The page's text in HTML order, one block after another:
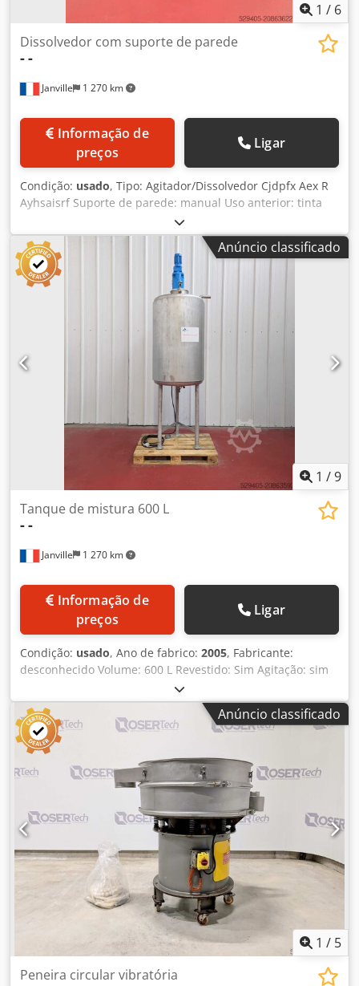
1 / 6
Janville 1 270 km
Dissolvedor com suporte de parede
--
preços
Ligar
Condição: usado, Tipo: Agitador/Dissolvedor Cjdpfx Aex R
Ayhsaisrf Suporte de parede: manual Uso anterior: tinta
Mecanismo de agitação: ferramenta de dispersão
Diâmetro da cabeça de agitação: 200 mm Comprimento do
eixo de agitação: 950 mm Deslocamento para cima/baixo:
950 mm
Anúncio classificado
1 /9
Janville 1 270 km
Tanque de mistura 600 L
--
preços
Ligar
Condição: usado, Ano de fabrico: 2005, Fabricante:
desconhecido Volume: 600 L Revestido: Sim Agitação: sim
Csdpfxsx R Axkj Aaiorf Motor: Stober Potência: 0,25 kW
Ano: 2005
Anúncio classificado
1 / 5
Peneira circular vibratória